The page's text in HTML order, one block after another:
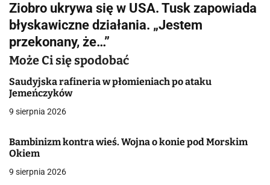
i
g
a
c
j
w
p
Ziobro ukrywa się w USA. Tusk zapowiada
błyskawiczne działania. „Jestem
przekonany, że…”
Może Ci się spodobać
Saudyjska rafineria w płomieniach po ataku
Jemeńczyków
9 sierpnia 2026
Bambinizm kontra wieś. Wojna o konie pod Morskim
Okiem
9 sierpnia 2026